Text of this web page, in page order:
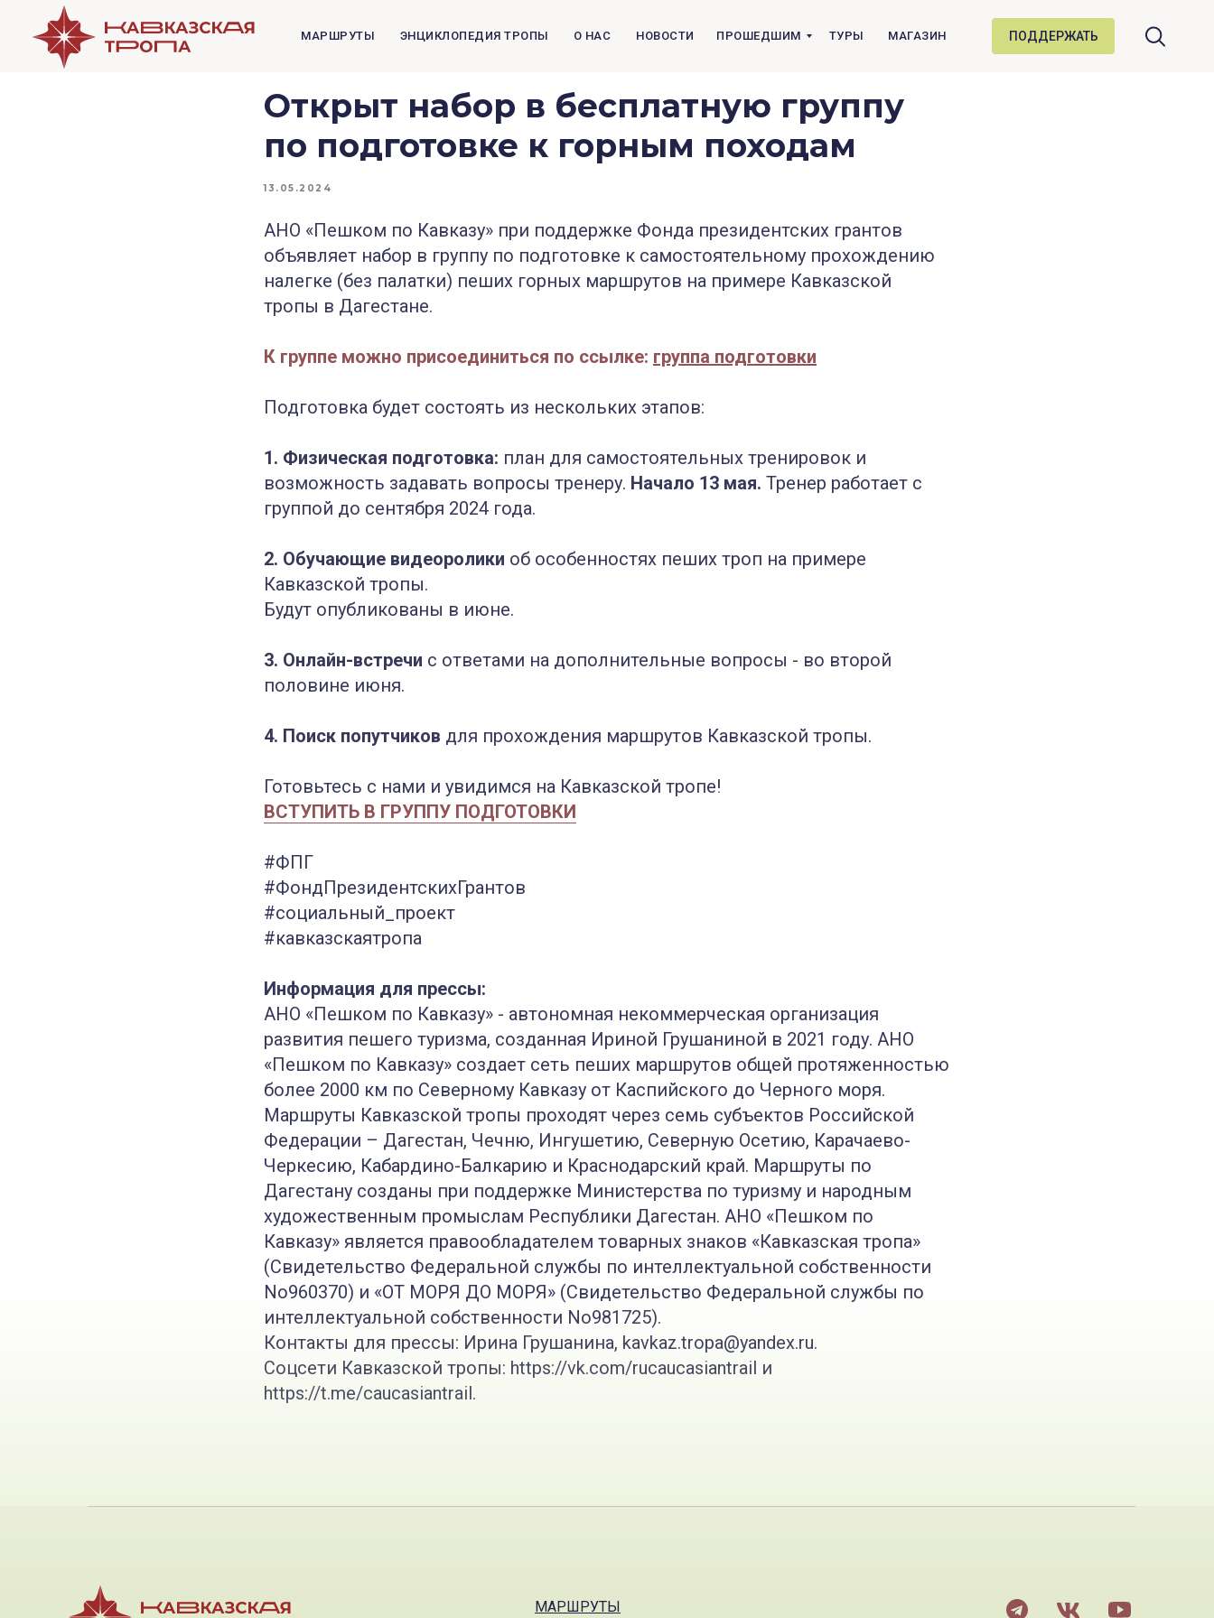
ПОДДЕРЖАТЬ
МАРШРУТЫ ЭНЦИКЛОПЕДИЯ ТРОПЫ О НАС НОВОСТИ ПРОШЕДШИМ ТУРЫ МАГАЗИН
Открыт набор в бесплатную группу
по подготовке к горным походам
13.05.2024
АНО «Пешком по Кавказу» при поддержке Фонда президентских грантов
объявляет набор в группу по подготовке к самостоятельному прохождению
налегке (без палатки) пеших горных маршрутов на примере Кавказской
тропы в Дагестане.
К группе можно присоединиться по ссылке: группа подготовки
Подготовка будет состоять из нескольких этапов:
1. Физическая подготовка: план для самостоятельных тренировок и
возможность задавать вопросы тренеру. Начало 13 мая. Тренер работает с
группой до сентября 2024 года.
2. Обучающие видеоролики об особенностях пеших троп на примере
Кавказской тропы.
Будут опубликованы в июне.
3. Онлайн-встречи с ответами на дополнительные вопросы - во второй
половине июня.
4. Поиск попутчиков для прохождения маршрутов Кавказской тропы.
Готовьтесь с нами и увидимся на Кавказской тропе!
ВСТУПИТЬ В ГРУППУ ПОДГОТОВКИ
#ФПГ
#ФондПрезидентскихГрантов
#социальный_проект
#кавказскаятропа
Информация для прессы:
АНО «Пешком по Кавказу» - автономная некоммерческая организация
развития пешего туризма, созданная Ириной Грушаниной в 2021 году. АНО
«Пешком по Кавказу» создает сеть пеших маршрутов общей протяженностью
более 2000 км по Северному Кавказу от Каспийского до Черного моря.
Маршруты Кавказской тропы проходят через семь субъектов Российской
Федерации – Дагестан, Чечню, Ингушетию, Северную Осетию, Карачаево-
Черкесию, Кабардино-Балкарию и Краснодарский край. Маршруты по
Дагестану созданы при поддержке Министерства по туризму и народным
художественным промыслам Республики Дагестан. АНО «Пешком по
Кавказу» является правообладателем товарных знаков «Кавказская тропа»
(Свидетельство Федеральной службы по интеллектуальной собственности
No960370) и «ОТ МОРЯ ДО МОРЯ» (Свидетельство Федеральной службы по
интеллектуальной собственности No981725).
Контакты для прессы: Ирина Грушанина, kavkaz.tropa@yandex.ru.
Соцсети Кавказской тропы: https://vk.com/rucaucasiantrail и
https://t.me/caucasiantrail.
МАРШРУТЫ